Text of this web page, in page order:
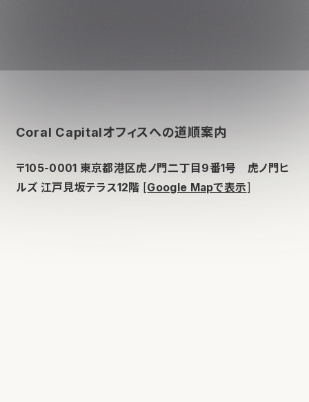
Coral Capitalオフィスへの道順案内
〒105-0001 東京都港区虎ノ門二丁目9番1号 虎ノ門ヒ
ルズ 江戸見坂テラス12階 [Google Mapで表示]